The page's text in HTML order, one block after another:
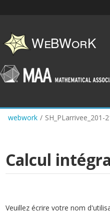
content
webwork / SH_PLarrivee_201-
Calcul
Veuillez écrire votre nom